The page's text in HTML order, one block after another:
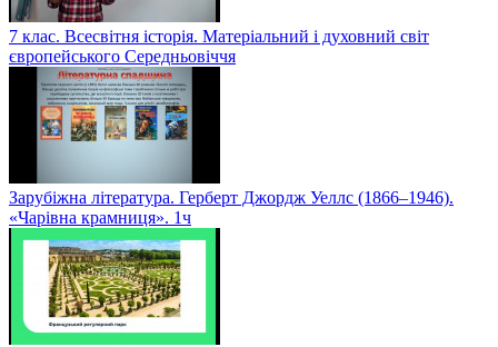
7 клас. Всесвітня історія. Матеріальний і духовний світ
європейського Середньовіччя
Зарубіжна література. Герберт Джордж Уеллс (1866–1946).
«Чарівна крамниця». 1ч